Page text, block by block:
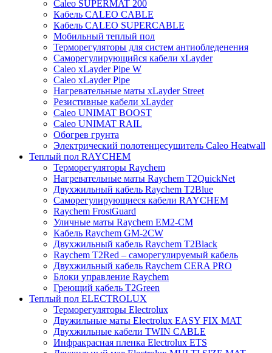
Caleo SUPERMAT 200
Кабель CALEO CABLE
Кабель CALEO SUPERCABLE
Мобильный теплый пол
Терморегуляторы для систем антиобледенения
Саморегулирующийся кабели xLayder
Caleo xLayder Pipe W
Caleo xLayder Pipe
Нагревательные маты xLayder Street
Резистивные кабели xLayder
Caleo UNIMAT BOOST
Caleo UNIMAT RAIL
Обогрев грунта
Электрический полотенцесушитель Caleo Heatwall
Теплый пол RAYCHEM
Терморегуляторы Raychem
Нагревательные маты Raychem T2QuickNet
Двухжильный кабель Raychem T2Blue
Саморегулирующиеся кабели RAYCHEM
Raychem FrostGuard
Уличные маты Raychem EM2-CM
Кабель Raychem GM-2CW
Двухжильный кабель Raychem T2Black
Raychem T2Red – саморегулируемый кабель
Двухжильный кабель Raychem CERA PRO
Блоки управление Raychem
Греющий кабель T2Green
Теплый пол ELECTROLUX
Терморегуляторы Electrolux
Двужильные маты Electrolux EASY FIX MAT
Двухжильные кабели TWIN CABLE
Инфракрасная пленка Electrolux ETS